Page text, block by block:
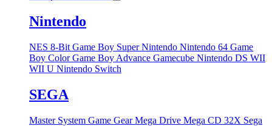
Nintendo
NES 8-Bit Game Boy Super Nintendo Nintendo 64 Game
Boy ColorGame Boy Advance Gamecube Nintendo DS WII
WII U Nintendo Switch
SEGA
Master System Game GearMega Drive Mega CD 32X Sega